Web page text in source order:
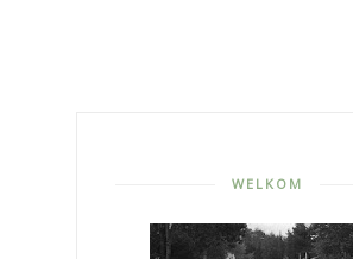
WELKOM